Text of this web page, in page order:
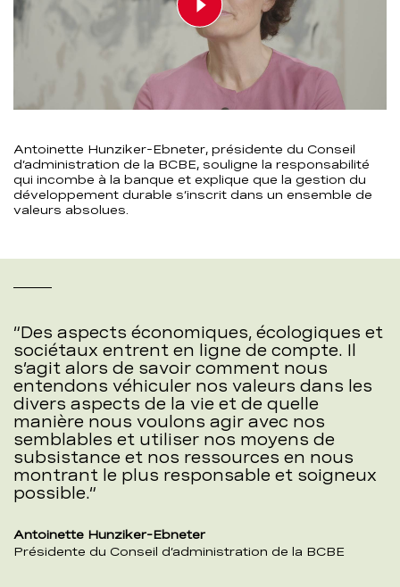
Antoinette Hunziker-Ebneter, présidente du Conseil
d’administration de la BCBE, souligne la responsabilité
qui incombe à la banque et explique que la gestion du
développement durable s’inscrit dans un ensemble de
valeurs absolues.
Des aspects économiques, écologiques et
sociétaux entrent en ligne de compte. Il
s’agit alors de savoir comment nous
entendons véhiculer nos valeurs dans les
divers aspects de la vie et de quelle
manière nous voulons agir avec nos
semblables et utiliser nos moyens de
subsistance et nos ressources en nous
montrant le plus responsable et soigneux
possible.
Antoinette Hunziker-Ebneter
Présidente du Conseil d’administration de la BCBE